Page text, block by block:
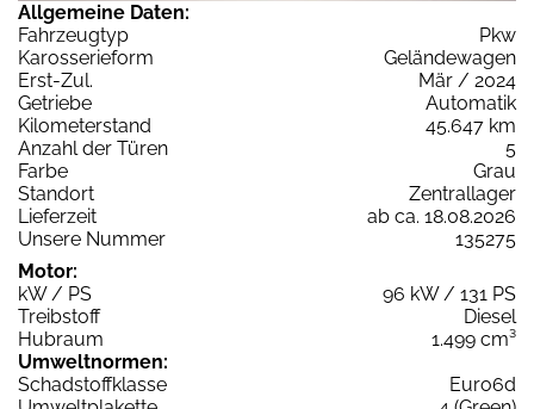
Allgemeine Daten:
Fahrzeugtyp
Pkw
Karosserieform
Geländewagen
Erst-Zul.
Mär / 2024
Getriebe
Automatik
Kilometerstand
45.647 km
Anzahl der Türen
5
Farbe
Grau
Standort
Zentrallager
Lieferzeit
ab ca. 18.08.2026
Unsere Nummer
135275
Motor:
kW / PS
96 kW / 131 PS
Treibstoff
Diesel
Hubraum
1.499 cm³
Umweltnormen:
Schadstoffklasse
Euro6d